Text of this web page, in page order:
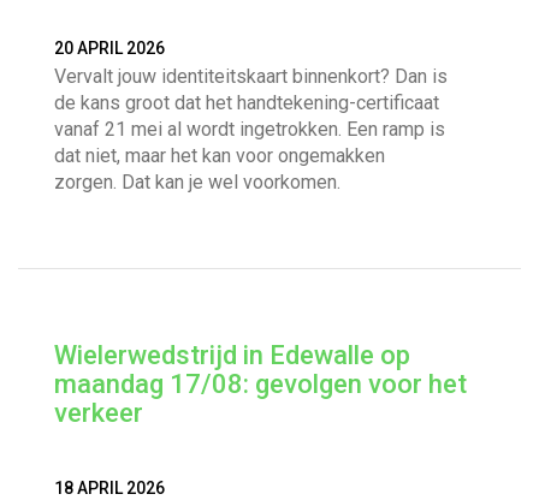
20 APRIL 2026
Vervalt jouw identiteitskaart binnenkort? Dan is
de kans groot dat het handtekening-certificaat
vanaf 21 mei al wordt ingetrokken. Een ramp is
dat niet, maar het kan voor ongemakken
zorgen. Dat kan je wel voorkomen.
Wielerwedstrijd in Edewalle op
maandag 17/08: gevolgen voor het
verkeer
18 APRIL 2026